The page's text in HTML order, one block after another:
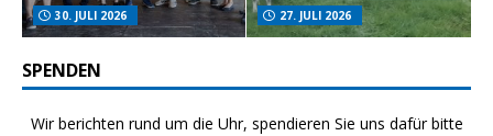
30. JULI 2026 27. JULI 2026
SPENDEN
Wir berichten rund um die Uhr, spendieren Sie uns dafür bitte